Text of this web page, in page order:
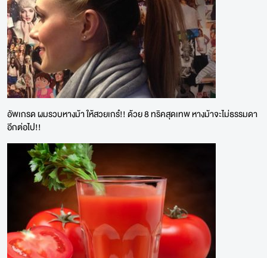
อัพเกรด ผมรวบหางม้า ให้สวยเกร๋!! ด้วย 8 ทริคสุดเทพ หางม้าจะไม่ธรรมดา
อีกต่อไป!!